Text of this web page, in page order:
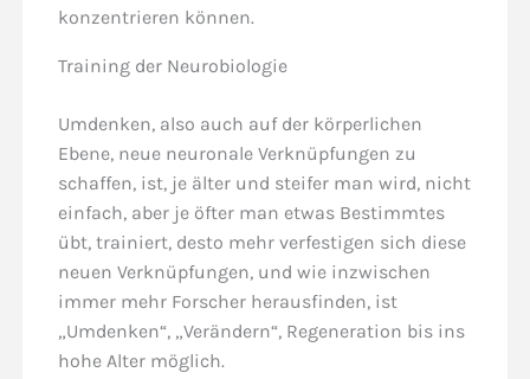
konzentrieren können.
Training der Neurobiologie
Umdenken, also auch auf der körperlichen
Ebene, neue neuronale Verknüpfungen zu
schaffen, ist, je älter und steifer man wird, nicht
einfach, aber je öfter man etwas Bestimmtes
übt, trainiert, desto mehr verfestigen sich diese
neuen Verknüpfungen, und wie inzwischen
immer mehr Forscher herausfinden, ist
„Umdenken“, „Verändern“, Regeneration bis ins
hohe Alter möglich.